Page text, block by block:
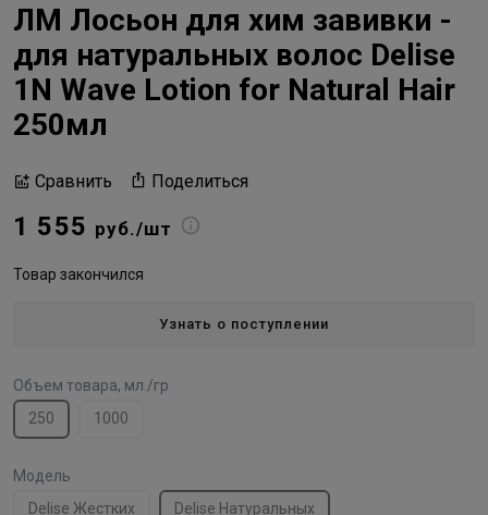
ЛМ Лосьон для хим завивки -
для натуральных волос Delise
1N Wave Lotion for Natural Hair
250мл
Сравнить Поделиться
1 555 руб./шт
Товар закончился
Узнать о поступлении
Объем товара, мл./гр
250
1000
Модель
Delise Жестких
Delise Натуральных